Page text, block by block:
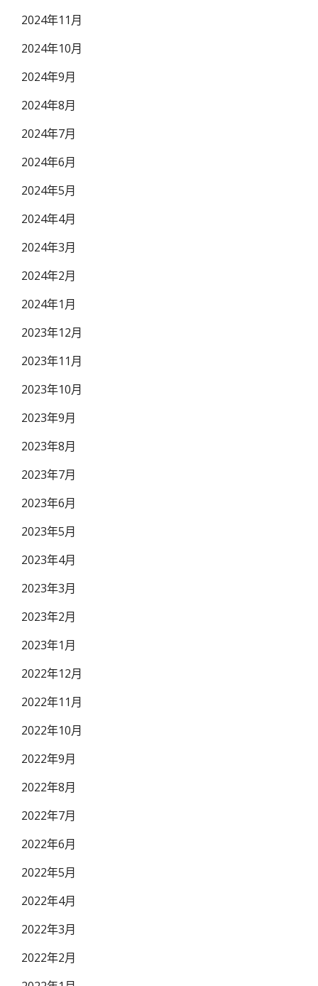
2024年11月
2024年10月
2024年9月
2024年8月
2024年7月
2024年6月
2024年5月
2024年4月
2024年3月
2024年2月
2024年1月
2023年12月
2023年11月
2023年10月
2023年9月
2023年8月
2023年7月
2023年6月
2023年5月
2023年4月
2023年3月
2023年2月
2023年1月
2022年12月
2022年11月
2022年10月
2022年9月
2022年8月
2022年7月
2022年6月
2022年5月
2022年4月
2022年3月
2022年2月